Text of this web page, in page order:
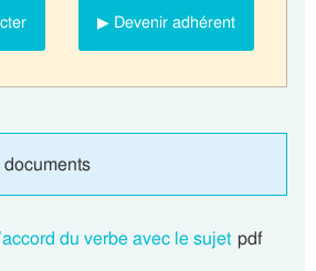
▶ Devenir adhérent
du verbe avec le sujet pdf